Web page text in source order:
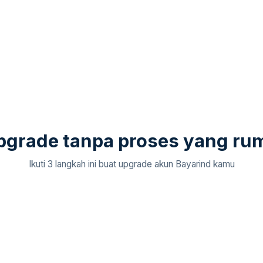
tanpa proses yang
Ikuti 3 langkah ini buat upgrade akun Bayarind kamu